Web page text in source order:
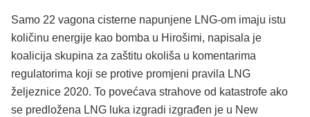
Samo 22 vagona cisterne napunjene LNG-om imaju istu
količinu energije kao bomba u Hirošimi, napisala je
koalicija skupina za zaštitu okoliša u komentarima
regulatorima koji se protive promjeni pravila LNG
željeznice 2020. To povećava strahove od katastrofe ako
se predložena LNG luka izgradi izgrađen je u New